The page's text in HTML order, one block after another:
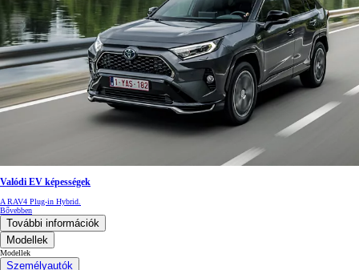
Valódi EV képességek
A RAV4 Plug-in Hybrid.
Bővebben
További információk
Modellek
Modellek
Személyautók